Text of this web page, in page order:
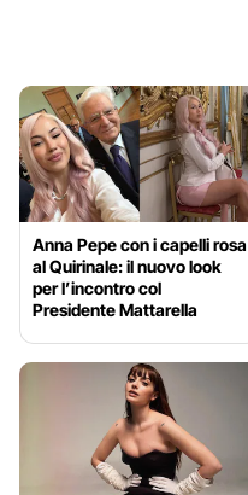
Anna Pepe con i capelli rosa
al Quirinale: il nuovo look
per l’incontro col
Presidente Mattarella